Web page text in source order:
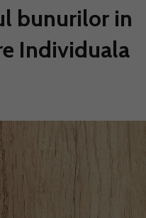
bunurilor in
Individuala